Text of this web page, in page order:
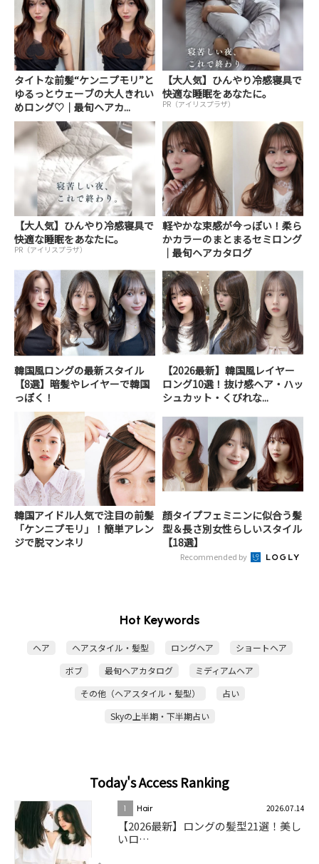
タイトな前髪“ケンニプモリ”と
ゆるっとウェーブの大人きれい
めロング♡｜最旬ヘアカ...
【大人気】ひんやり冷感寝具で
快適な睡眠をあなたに。
PR（アイリスプラザ）
【大人気】ひんやり冷感寝具で
快適な睡眠をあなたに。
PR（アイリスプラザ）
軽やかな束感が今っぽい！柔ら
かカラーのまとまるセミロング
｜最旬ヘアカタログ
韓国風ロングの最新スタイル
【8選】暗髪やレイヤーで韓国
っぽく！
【2026最新】韓国風レイヤー
ロング10選！抜け感ヘア・ハッ
シュカット・くびれな...
韓国アイドル人気で注目の前髪
「ケンニプモリ」！簡単アレン
ジで脱マンネリ
顔タイプフェミニンに似合う髪
型＆長さ別女性らしいスタイル
【18選】
Recommended by
Hot Keywords
ヘア ヘアスタイル・髪型 ロングヘア
ショートヘア
ボブ
最旬ヘアカタログ
ミディアムヘア
その他（ヘアスタイル・髪型）
占い
Skyの上半期・下半期占い
Today's Access Ranking
1 Hair 2026.07.14
【2026最新】ロングの髪型21選！美し
いロ…